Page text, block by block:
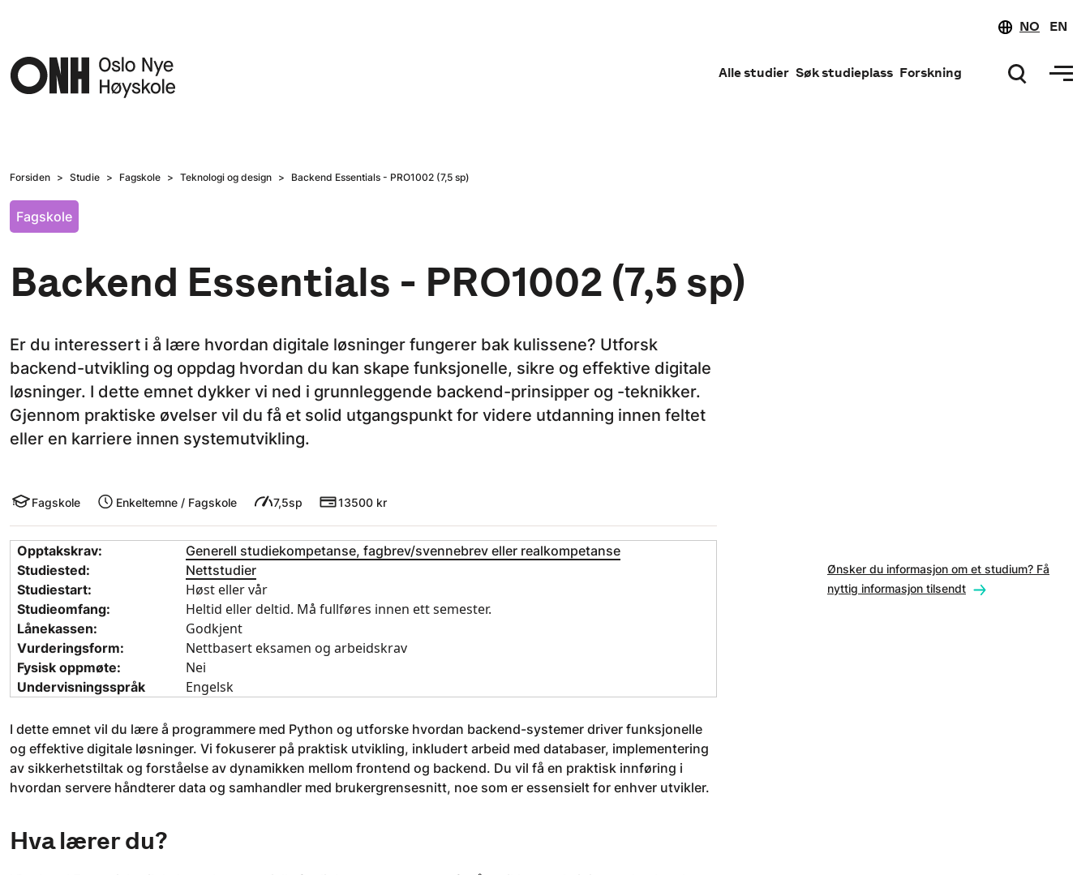
NO EN
Alle studier Søk studieplass Forskning
Forsiden Studie Fagskole Teknologi og design Backend Essentials - PRO1002 (7,5 sp)
Fagskole
Backend Essentials - PRO1002 (7,5 sp)
Er du interessert i å lære hvordan digitale løsninger fungerer bak kulissene? Utforsk
backend-utvikling og oppdag hvordan du kan skape funksjonelle, sikre og effektive digitale
løsninger. I dette emnet dykker vi ned i grunnleggende backend-prinsipper og -teknikker.
Gjennom praktiske øvelser vil du få et solid utgangspunkt for videre utdanning innen feltet
eller en karriere innen systemutvikling.
Fagskole Enkeltemne / Fagskole 7,5sp 13500 kr
Opptakskrav:
Generell studiekompetanse, fagbrev/svennebrev eller realkompetanse
Studiested:
Nettstudier
Studiestart:
Høst eller vår
Studieomfang: Heltid eller deltid. Må fullføres innen ett semester.
Lånekassen: Godkjent
Vurderingsform: Nettbasert eksamen og arbeidskrav
Fysisk oppmøte: Nei
Undervisningsspråk Engelsk
I dette emnet vil du lære å programmere med Python og utforske hvordan backend-systemer driver funksjonelle
og effektive digitale løsninger. Vi fokuserer på praktisk utvikling, inkludert arbeid med databaser, implementering
av sikkerhetstiltak og forståelse av dynamikken mellom frontend og backend. Du vil få en praktisk innføring i
hvordan servere håndterer data og samhandler med brukergrensesnitt, noe som er essensielt for enhver utvikler.
Hva lærer du?
Ønsker du informasjon om et studium? Få
nyttig informasjon tilsendt